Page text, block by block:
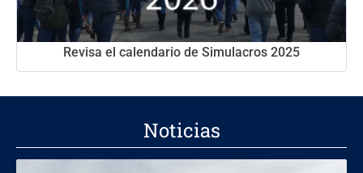
Revisa el calendario de Simulacros 2025
Noticias